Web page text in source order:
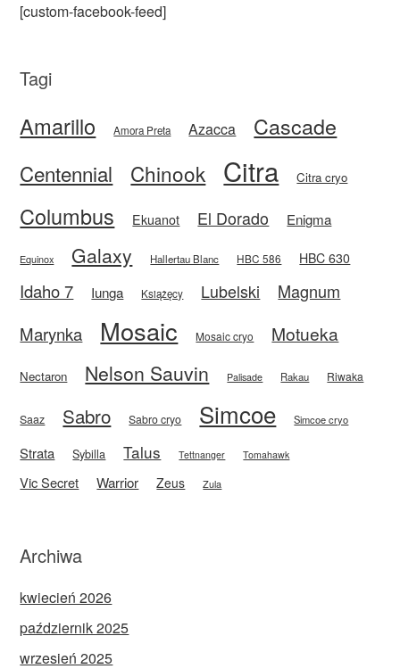
[custom-facebook-feed]
Tagi
Amarillo Amora Preta Azacca Cascade
Centennial Chinook Citra Citra cryo
Columbus Ekuanot El Dorado Enigma
Equinox Galaxy Hallertau Blanc HBC 586 HBC 630
Idaho 7 Iunga Książęcy Lubelski
Magnum
Marynka
Mosaic Mosaic cryo Motueka
Nectaron Nelson Sauvin Palisade Rakau Riwaka
Saaz Sabro Sabro cryo Simcoe Simcoe cryo
Strata Sybilla Talus Tettnanger Tomahawk
Vic Secret Warrior Zeus Zula
Archiwa
kwiecień 2026
październik 2025
wrzesień 2025